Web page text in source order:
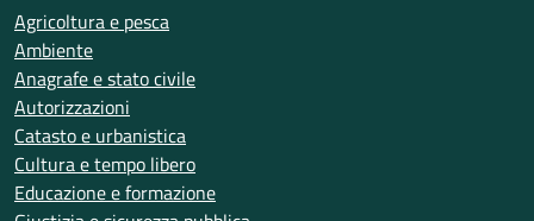
Agricoltura e pesca
Ambiente
Anagrafe e stato civile
Autorizzazioni
Catasto e urbanistica
Cultura e tempo libero
Educazione e formazione